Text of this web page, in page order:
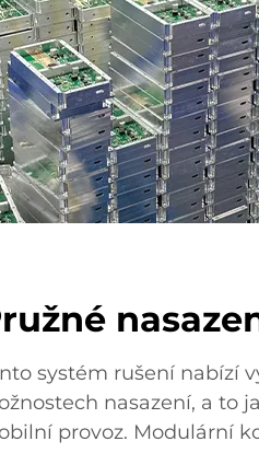
systém rušení nabízí
nasazení, a to
provoz. Modulární